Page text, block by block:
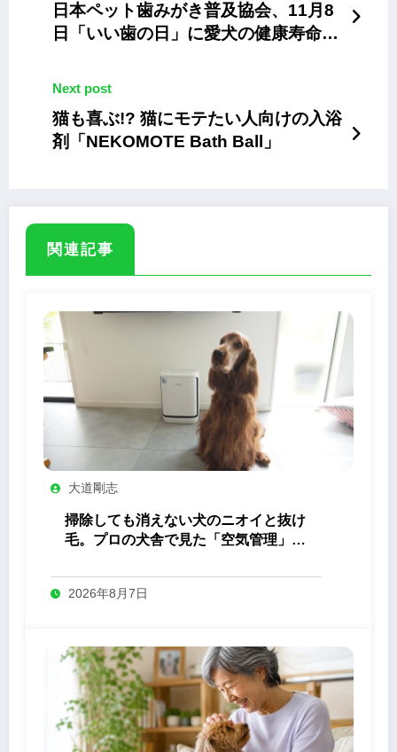
日本ペット歯みがき普及協会、11月8
日「いい歯の日」に愛犬の健康寿命の
Next post
猫も喜ぶ!? 猫にモテたい人向けの入浴
剤「NEKOMOTE Bath Ball」
関連記事
大道剛志
掃除しても消えない犬のニオイと抜け
毛。プロの犬舎で見た「空気管理」の
2026年8月7日